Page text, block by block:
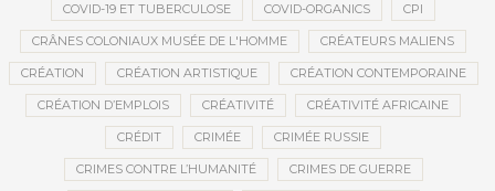
COVID-19 ET TUBERCULOSE COVID-ORGANICS CPI
CRÂNES COLONIAUX MUSÉE DE L'HOMME CRÉATEURS MALIENS
CRÉATION CRÉATION ARTISTIQUE CRÉATION CONTEMPORAINE
CRÉATION D’EMPLOIS CRÉATIVITÉ CRÉATIVITÉ AFRICAINE
CRÉDIT CRIMÉE CRIMÉE RUSSIE
CRIMES CONTRE L’HUMANITÉ CRIMES DE GUERRE